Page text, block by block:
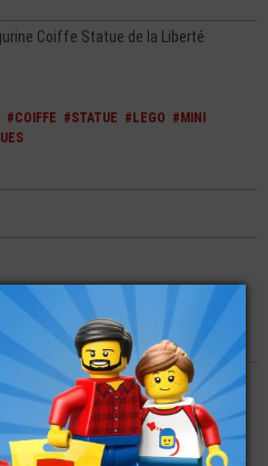
Coiffe Statue de la Liberté
#COIFFE #STATUE #LEGO #MINI
Green
suivants